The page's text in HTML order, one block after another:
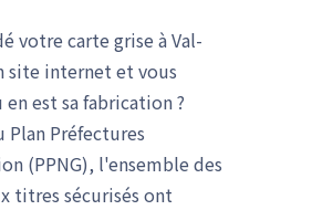
votre carte grise à Val-
site internet et vous
est sa fabrication ?
Plan Préfectures
(PPNG), l'ensemble des
titres sécurisés ont